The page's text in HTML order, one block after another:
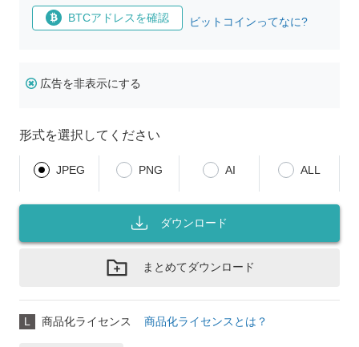
BTCアドレスを確認 ビットコインってなに?
広告を非表示にする
形式を選択してください
JPEG PNG AI ALL
ダウンロード
まとめてダウンロード
L 商品化ライセンス 商品化ライセンスとは？